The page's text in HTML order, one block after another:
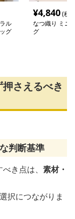
ル
グ
¥4,840(税
なつ織り ミニ
グ
さえるべき
判断基準
き点は、 素材・
択につながりま